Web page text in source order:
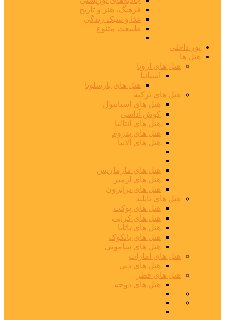
فرهنگ، هنر و تاریخ
غذا و سبک زندگی
طبیعت متنوع
تور داخلی
هتل ها
هتل های اروپا
اسپانیا
هتل های بارسلونا
هتل های ترکیه
هتل های استانبول
کوش آداسی
هتل های آنتالیا
هتل های بدروم
هتل های آلانیا
هتل های مارماریس
هتل های ازمیر
هتل های ترابزون
هتل های تایلند
هتل های پوکت
هتل های کرابی
هتل های پاتایا
هتل های بانکوک
هتل های سامویی
هتل های امارات
هتل های دبی
هتل های قطر
هتل های دوحه